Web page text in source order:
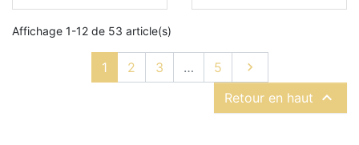
Affichage 1-12 de 53 article(s)
1 2 3 … 5 Suivant

Retour en haut 